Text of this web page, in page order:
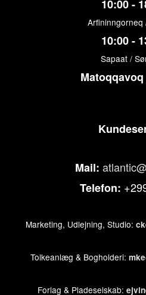
10:00 -
Arfininngorneq
10:00 -
Sapaat /
Mail:
Telefon:
Marketing, Udlejning, Studio:
Tolkeanlæg & Bogholderi:
Forlag & Pladeselskab: